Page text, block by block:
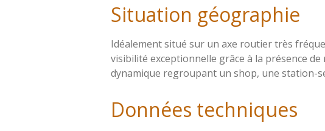
Situation géographie
Idéalement situé sur un axe routier très
visibilité exceptionnelle grâce à la présence
dynamique regroupant un shop, une station-
Données techniques